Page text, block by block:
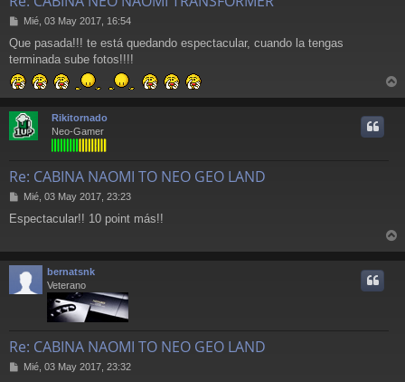
M
n
s
a
j
e
Mié, 03 May 2017, 16:54
Que pasada!!! te está quedando espectacular, cuando la tengas
terminada sube fotos!!!!
r
Rikitornado
Neo-Gamer
Re: CABINA NAOMI TO NEO GEO LAND
M
n
a
j
e
Mié, 03 May 2017, 23:23
Espectacular!! 10 point más!!
r
bernatsnk
Veterano
Re: CABINA NAOMI TO NEO GEO LAND
MMié, 03 May 2017, 23:32